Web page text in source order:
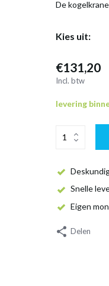
De
Kies uit:
€131,20
Incl. btw
levering
Snelle
Eigen
Delen